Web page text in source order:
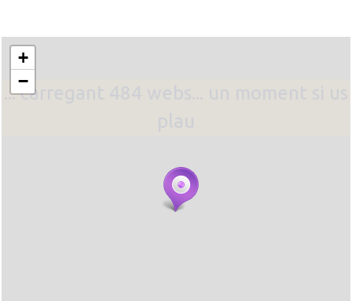
... carregant 484 webs... un moment si us
+
−